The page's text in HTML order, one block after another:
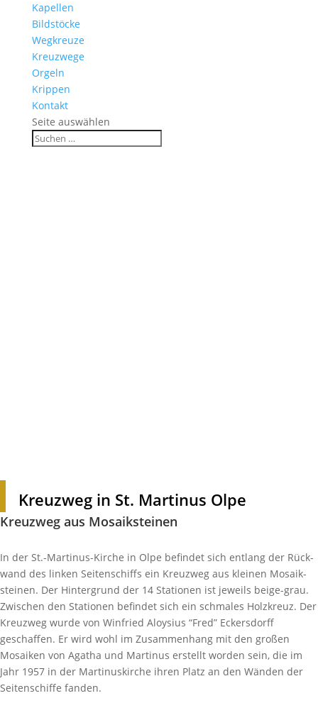
Kapellen
Bild­stöcke
Wegkreuze
Kreuz­wege
Orgeln
Krippen
Kontakt
Seite auswählen
Kreuzweg in St. Martinus Olpe
Kreuzweg aus Mosaiksteinen
In der St.-Martinus-Kirche in Olpe befindet sich entlang der Rück­
wand des linken Seiten­schiffs ein Kreuzweg aus kleinen Mosa­ik­
steinen. Der Hinter­grund der 14 Stationen ist jeweils beige-grau.
Zwischen den Stationen befindet sich ein schmales Holz­kreuz. Der
Kreuzweg wurde von Winfried Aloy­sius “Fred” Eckers­dorff
geschaffen. Er wird wohl im Zusam­men­hang mit den großen
Mosaiken von Agatha und Martinus erstellt worden sein, die im
Jahr 1957 in der Marti­nus­kirche ihren Platz an den Wänden der
Seiten­schiffe fanden.